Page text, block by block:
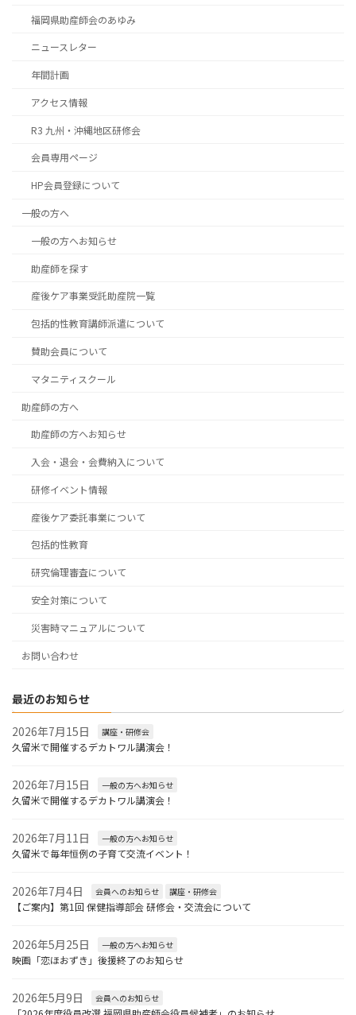
福岡県助産師会のあゆみ
ニュースレター
年間計画
アクセス情報
R3 九州・沖縄地区研修会
会員専用ページ
HP会員登録について
一般の方へ
一般の方へお知らせ
助産師を探す
産後ケア事業受託助産院一覧
包括的性教育講師派遣について
賛助会員について
マタニティスクール
助産師の方へ
助産師の方へお知らせ
入会・退会・会費納入について
研修イベント情報
産後ケア委託事業について
包括的性教育
研究倫理審査について
安全対策について
災害時マニュアルについて
お問い合わせ
最近のお知らせ
2026年7月15日 講座・研修会
久留米で開催するデカトワル講演会！
2026年7月15日 一般の方へお知らせ
久留米で開催するデカトワル講演会！
2026年7月11日 一般の方へお知らせ
久留米で毎年恒例の子育て交流イベント！
2026年7月4日 会員へのお知らせ 講座・研修会
【ご案内】第1回 保健指導部会 研修会・交流会について
2026年5月25日 一般の方へお知らせ
映画「恋ほおずき」後援終了のお知らせ
2026年5月9日 会員へのお知らせ